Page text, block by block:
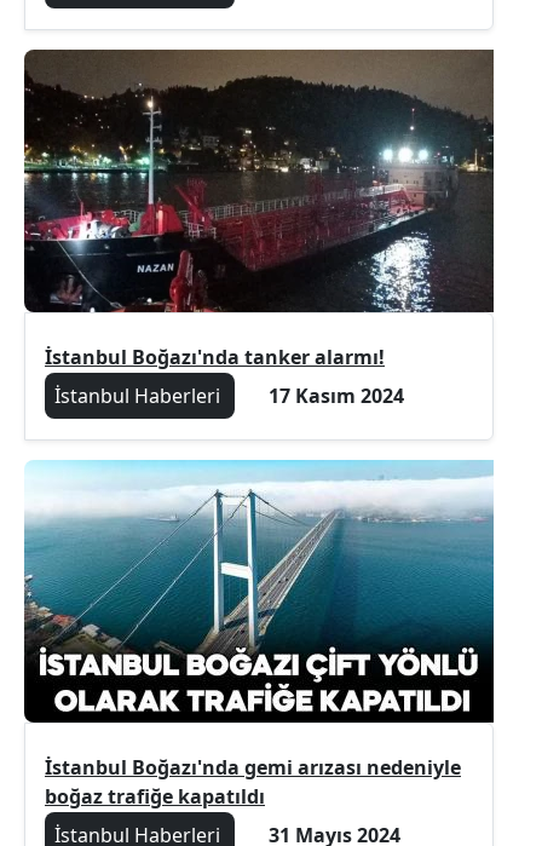
İstanbul Boğazı'nda tanker alarmı!
İstanbul Haberleri
17 Kasım 2024
İstanbul Boğazı'nda gemi arızası nedeniyle
boğaz trafiğe kapatıldı
İstanbul Haberleri
31 Mayıs 2024